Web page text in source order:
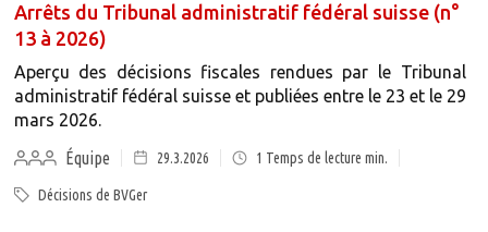
Arrêts du Tribunal administratif fédéral suisse (n°
13 à 2026)
Aperçu des décisions fiscales rendues par le Tribunal
administratif fédéral suisse et publiées entre le 23 et le 29
mars 2026.
Équipe
29.3.2026 1 Temps de lecture min.
Décisions de BVGer